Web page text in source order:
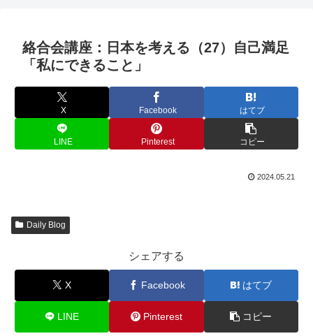
絡合会講座：日本を考える（27）自己満足
「私にできること」
X Facebook はてブ
LINE Pinterest コピー
2024.05.21
Daily Blog
シェアする
X Facebook はてブ
LINE Pinterest コピー